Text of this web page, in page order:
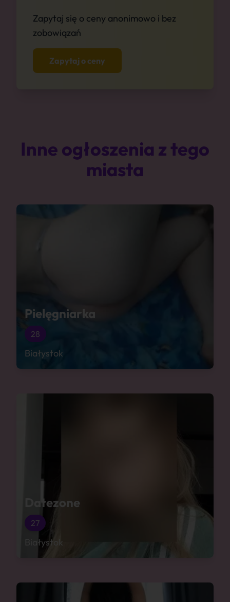
Zapytaj się o ceny anonimowo i bez
zobowiązań
Zapytaj o ceny
Inne ogłoszenia z tego
miasta
Pielęgniarka
28
Białystok
Datezone
27
Białystok